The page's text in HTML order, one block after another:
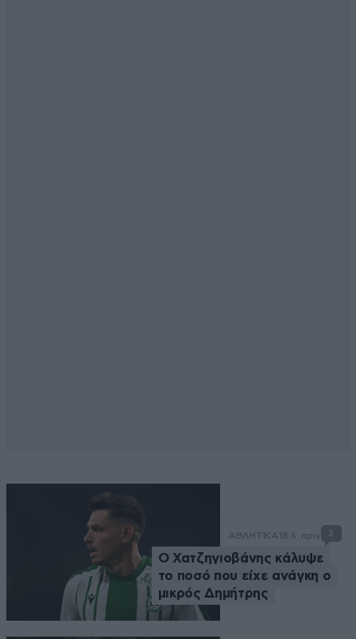
ΑΘΛΗΤΙΚΑ 18 λ. πριν 2
Ο Χατζηγιοβάνης κάλυψε
το ποσό που είχε ανάγκη ο
μικρός Δημήτρης